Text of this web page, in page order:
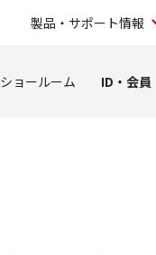
製品・サポート情報
ショールーム ID・会員